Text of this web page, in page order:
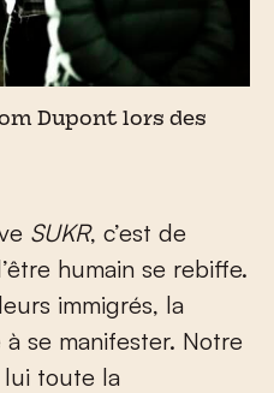
Dupont lors des
SUKR, c’est de
humain se rebiffe.
immigrés, la
se manifester. Notre
lui toute la